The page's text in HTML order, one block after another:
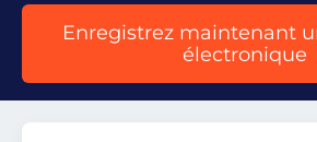
Enregistrez maintenant
électronique